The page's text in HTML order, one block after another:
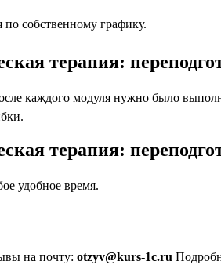
по собственному графику.
терапия:
каждого модуля нужно было
терапия:
удобное время.
на почту: otzyv@kurs-1c.ru